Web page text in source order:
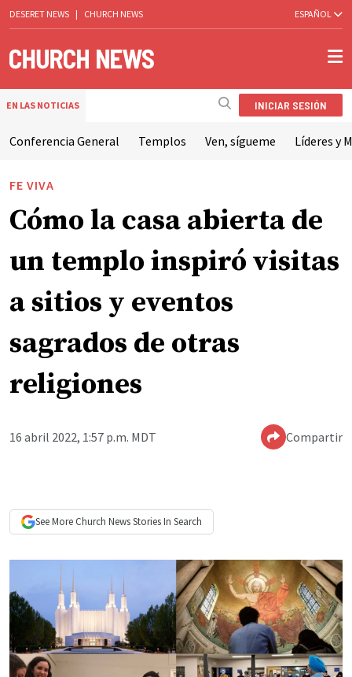
DESERET NEWS | CHURCH NEWS ESPAÑOL
EN LAS NOTICIAS INICIAR SESIÓN
Conferencia General Templos Ven, sígueme Líderes y
FE VIVA
Cómo la casa abierta de
un templo inspiró visitas
a sitios y eventos
sagrados de otras
religiones
16 abril 2022, 1:57 p.m. MDT Compartir
See More Church NewsStories In Search